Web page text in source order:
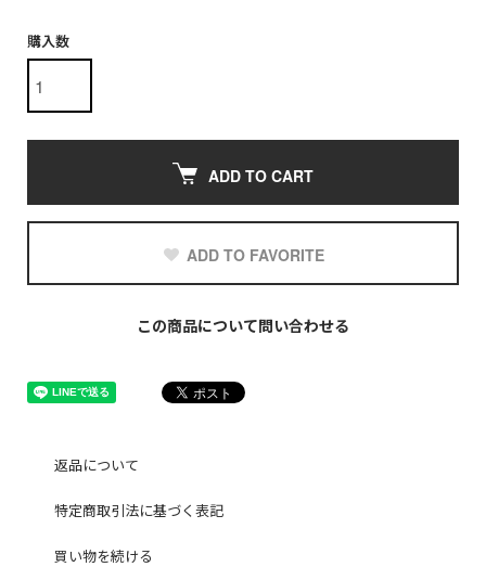
購入数
ADD TO CART
ADD TO FAVORITE
この商品について問い合わせる
返品について
特定商取引法に基づく表記
買い物を続ける